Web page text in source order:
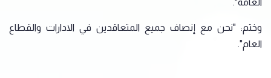
العامة".
وختم: "نحن مع إنصاف جميع المتعاقدين في الادارات والقطاع
العام".